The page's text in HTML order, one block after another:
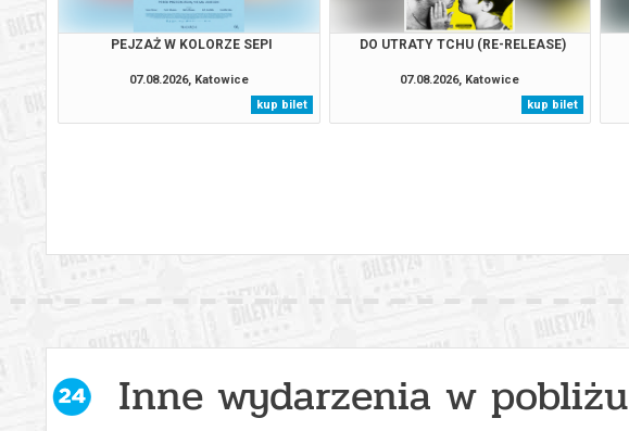
PEJZAŻ W KOLORZE SEPI
07.08.2026, Katowice
kup bilet
DO UTRATY TCHU (RE-RELEASE)
07.08.2026, Katowice
kup bilet
Inne wydarzenia w pobliżu